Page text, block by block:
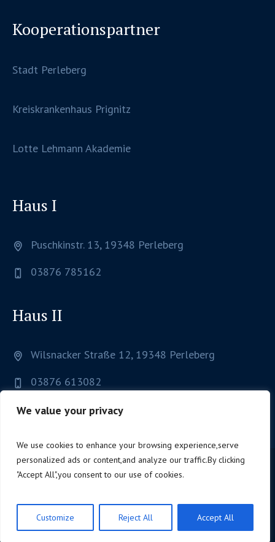
We value your privacy
We use cookies to enhance your browsing experience,serve
personalized ads or content,and analyze our traffic.By clicking
"Accept All",you consent to our use of cookies.
Customize Reject All Accept All
Kooperationspartner
Stadt Perleberg
Kreiskrankenhaus Prignitz
Lotte Lehmann Akademie
Haus I
Puschkinstr. 13, 19348 Perleberg
03876 785162
Haus II
Wilsnacker Straße 12, 19348 Perleberg
03876 613082
Schule © 2017 / All Rights Reserved